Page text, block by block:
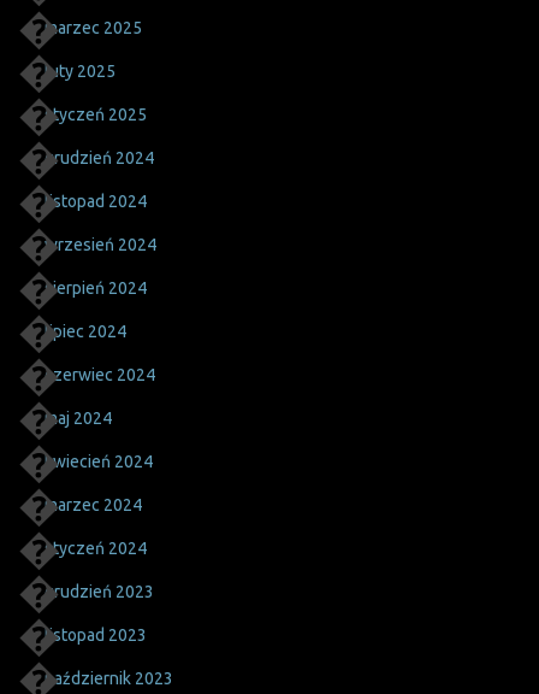
marzec 2025
luty 2025
styczeń 2025
grudzień 2024
listopad 2024
wrzesień 2024
sierpień 2024
lipiec 2024
czerwiec 2024
maj 2024
kwiecień 2024
marzec 2024
styczeń 2024
grudzień 2023
listopad 2023
październik 2023